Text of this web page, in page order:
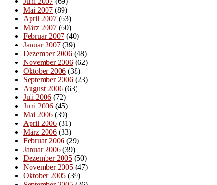
Mai 2007 (89)
April 2007 (63)
März 2007 (60)
Februar 2007 (40)
Januar 2007 (39)
Dezember 2006 (48)
November 2006 (62)
Oktober 2006 (38)
September 2006 (23)
August 2006 (63)
Juli 2006 (72)
Juni 2006 (45)
Mai 2006 (39)
April 2006 (31)
März 2006 (33)
Februar 2006 (29)
Januar 2006 (39)
Dezember 2005 (50)
November 2005 (47)
Oktober 2005 (39)